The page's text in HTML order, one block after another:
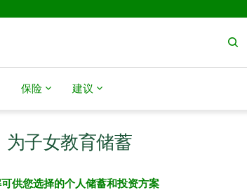
保险 建议
为子女教育储蓄
可供您选择的个人储蓄和投资方案